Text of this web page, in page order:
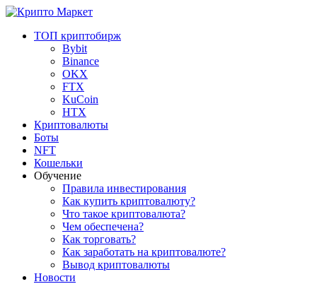
ТОП криптобирж
Bybit
Binance
OKX
FTX
KuCoin
HTX
Криптовалюты
Боты
NFT
Кошельки
Обучение
Правила инвестирования
Как купить криптовалюту?
Что такое криптовалюта?
Чем обеспечена?
Как торговать?
Как заработать на криптовалюте?
Вывод криптовалюты
Новости